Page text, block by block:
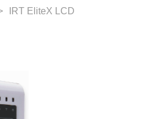
IRT EliteX LCD